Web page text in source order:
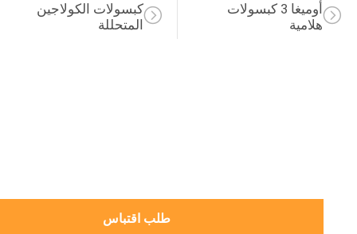
كبسولات الكولاجين
المتحللة
أوميغا 3 كبسولات
هلامية
طلب اقتباس